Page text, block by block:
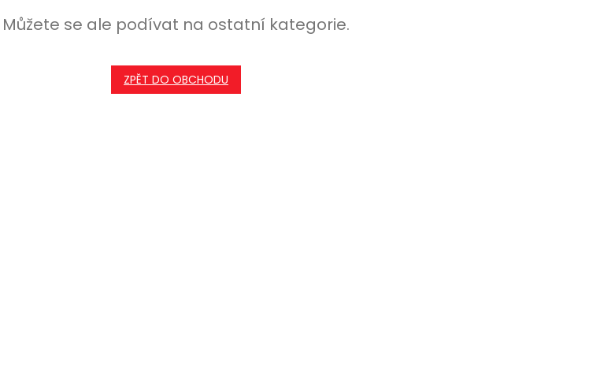
Můžete se ale podívat na ostatní kategorie.
ZPĚT DO OBCHODU